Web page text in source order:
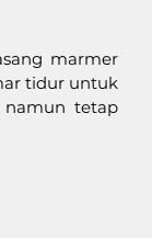
marmer
tidur untuk
namun tetap